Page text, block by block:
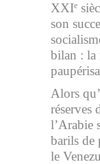
XXIe
son
bilan : la
Alors
réserves
l’Arabie
barils de
le